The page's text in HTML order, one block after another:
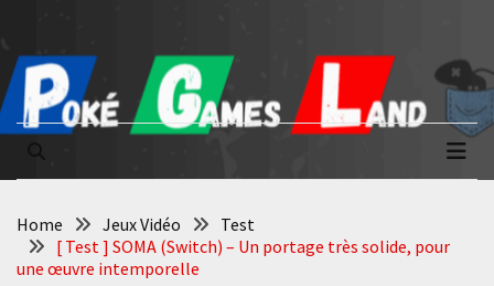
content
content
Poké Games
La passion du jeu vidéo
Home Jeux Vidéo
Test
[ Test ] SOMA (Switch) – Un portage très solide, pour
une œuvre intemporelle